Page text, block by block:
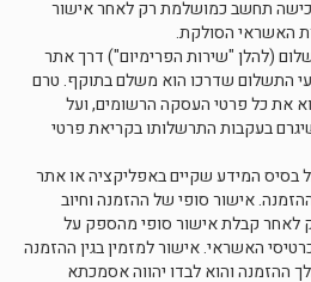
רכישה תחשב כמושלמת רק לאחר אישור
האשראי הסולקת.
(להלן "שירות הפרימיום") דרך אתר
התשלום שדרכו הוא משלם בתוקף. טרם
את כל פרטי העסקה הרשומים, ועל
בעקבות התרשלותו בקריאת פרטי
בסיס המידע שקיים באפליקציה או אתר
אישור סופי של ההזמנה וחיוב
לאחר קבלת אישור סופי מהספק על
האשראי. אישור למזמין בגין ההזמנה
ההזמנה והוא לבדו יהווה אסמכתא